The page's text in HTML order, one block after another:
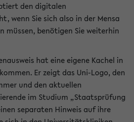
den digitalen
wenn Sie sich also in der Mensa
müssen, benötigen Sie weiterhin
hat eine eigene Kachel in
Er zeigt das Uni-Logo, den
und den aktuellen
im Studium „Staatsprüfung
separaten Hinweis auf ihre